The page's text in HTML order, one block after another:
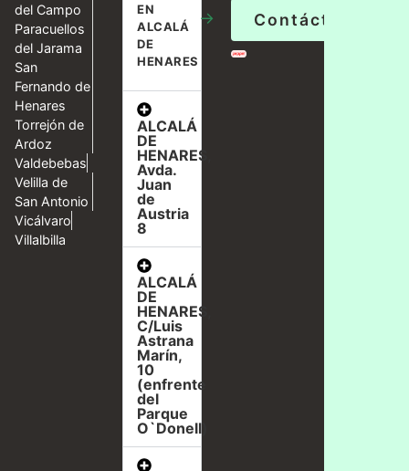
del Campo
Paracuellos
del Jarama
San
Fernando de
Henares
Torrejón de
Ardoz
Valdebebas
Velilla de
San Antonio
Vicálvaro
Villalbilla
EN
ALCALÁ
DE
HENARES
→
ALCALÁ
DE
HENARES,
Avda.
Juan
de
Austria
8
ALCALÁ
DE
HENARES,
C/Luis
Astrana
Marín,
10
(enfrente
del
Parque
O`Donell)
Contáctanos